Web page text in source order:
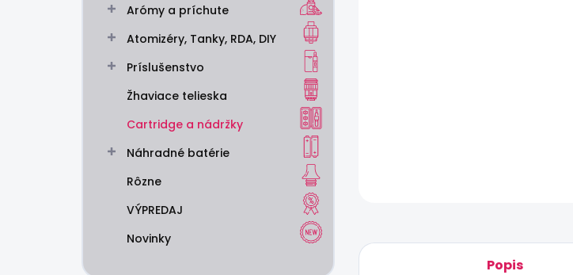
Arómy a príchute
Atomizéry, Tanky, RDA, DIY
Príslušenstvo
Žhaviace telieska
Cartridge a nádržky
Náhradné batérie
Rôzne
VÝPREDAJ
Novinky
Popis